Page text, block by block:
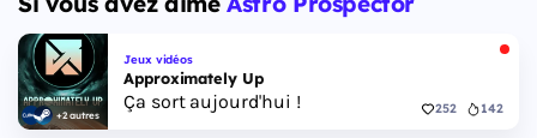
jouables, Jason et Lucia, cette dernière étant la
première héroïne jouable d'un GTA principal.
+2 autres
Jeux vidéos
Approximately Up
Ça sort aujourd'hui ! 252 142